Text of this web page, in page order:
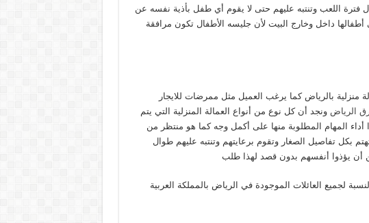
فترة اللعب وتنتبه عليهم حتى لا يقوم أي طفل بأذية نفسه عن
داخل وخارج البيت لأن جليسه الأطفال تكون مرافقة
منزلية بالرياض كما يرغب العميل مثل ممرضات للايجار
الرياض ونجد أن كل نوع من أنواع العمالة المنزلية التي يتم
المهام المطلوبة منها على أكمل وجه كما هو منتظر من
بكل تفاصيل الصغار وتقوم برعايتهم وتنتبه عليهم طوال
أن يؤذوا أنفسهم بدون قصد لهذا طلب
لجميع العائلات الموجودة في الرياض بالمملكة العربية